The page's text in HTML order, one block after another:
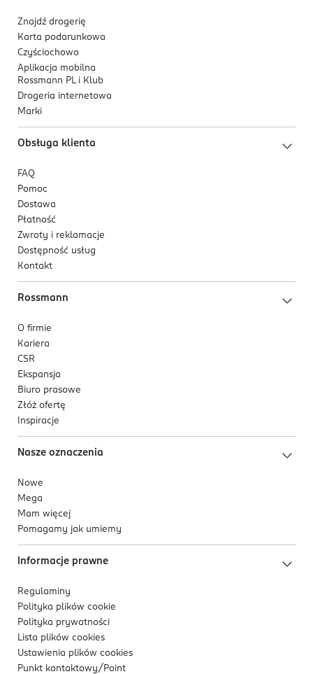
Znajdź drogerię
Karta podarunkowa
Czyściochowo
Aplikacja mobilna
Rossmann PL i Klub
Drogeria internetowa
Marki
Obsługa klienta
FAQ
Pomoc
Dostawa
Płatność
Zwroty i reklamacje
Dostępność usług
Kontakt
Rossmann
O firmie
Kariera
CSR
Ekspansja
Biuro prasowe
Złóż ofertę
Inspiracje
Nasze oznaczenia
Nowe
Mega
Mam więcej
Pomagamy jak umiemy
Informacje prawne
Regulaminy
Polityka plików cookie
Polityka prywatności
Lista plików cookies
Ustawienia plików cookies
Punkt kontaktowy/ Point